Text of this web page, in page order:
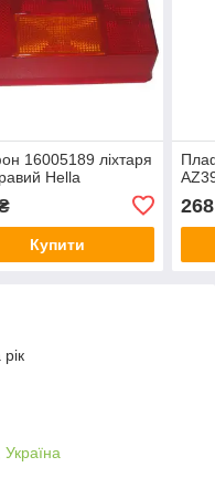
16005189 ліхтаря
Hella
Купити
268